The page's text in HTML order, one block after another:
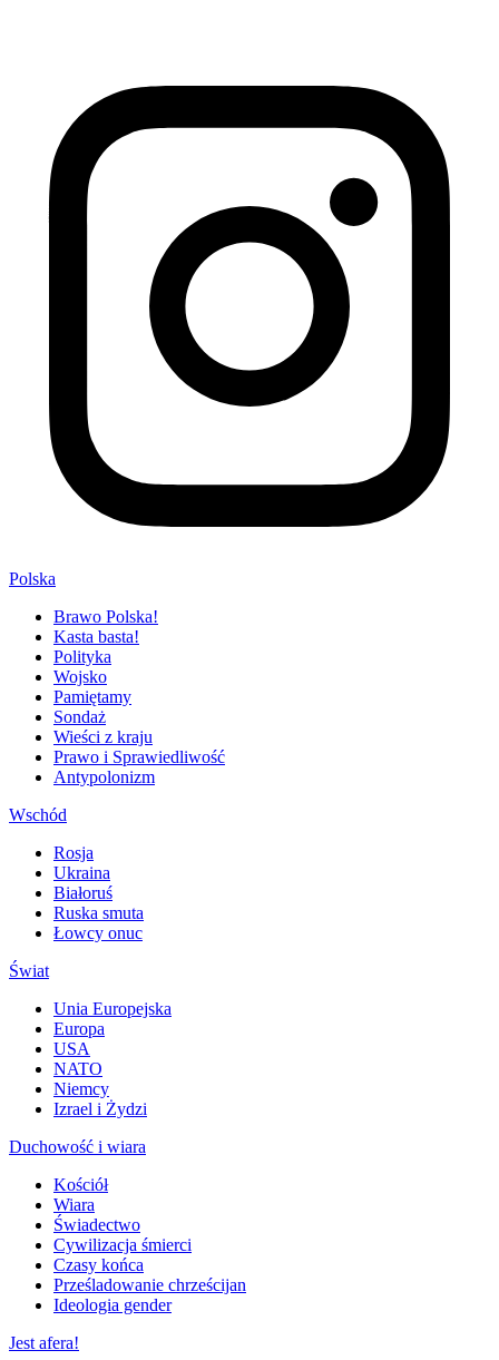
Polska
Brawo Polska!
Kasta basta!
Polityka
Wojsko
Pamiętamy
Sondaż
Wieści z kraju
Prawo i Sprawiedliwość
Antypolonizm
Wschód
Rosja
Ukraina
Białoruś
Ruska smuta
Łowcy onuc
Świat
Unia Europejska
Europa
USA
NATO
Niemcy
Izrael i Żydzi
Duchowość i wiara
Kościół
Wiara
Świadectwo
Cywilizacja śmierci
Czasy końca
Prześladowanie chrześcijan
Ideologia gender
Jest afera!